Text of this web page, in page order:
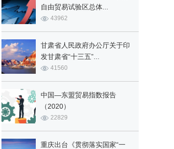
自由贸易试验区总体...
43962
甘肃省人民政府办公厅关于印
发甘肃省“十三五”...
41560
中国—东盟贸易指数报告
（2020）
22829
重庆出台《贯彻落实国家“一